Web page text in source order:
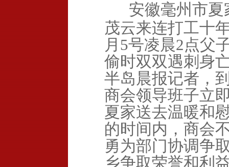
安徽毫州市夏
茂云来连打工十
月 5号凌晨2点父
偷时双双遇刺身
半岛晨报记者，
商会领导班子立
夏家送去温暖和
的时间内，商会
勇为部门协调争
乡争取荣誉和利